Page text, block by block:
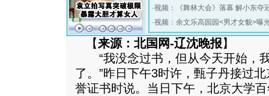
·视频：《舞林大会》落幕 解小东夺
·视频：余文乐高园园<男才女貌>曝
【来源：北国网-辽沈晚报】
“我没念过书，但从今天开始，
了。”昨日下午3时许，甄子丹接过
誉证书时说。当日下午，北京大学